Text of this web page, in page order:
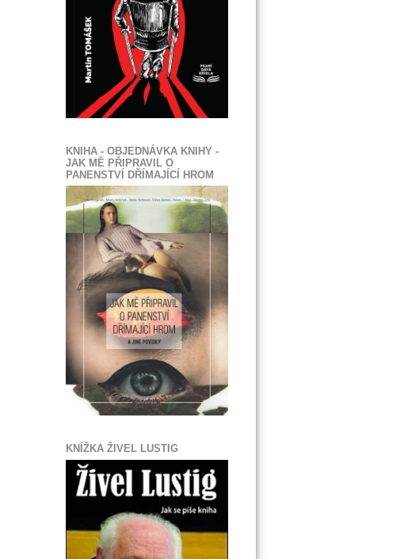
KNIHA - OBJEDNÁVKA KNIHY -
JAK MĚ PŘIPRAVIL O
PANENSTVÍ DŘÍMAJÍCÍ HROM
KNÍŽKA ŽIVEL LUSTIG